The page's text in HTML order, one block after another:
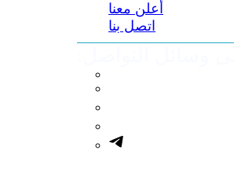
أعلن معنا
اتصل بنا